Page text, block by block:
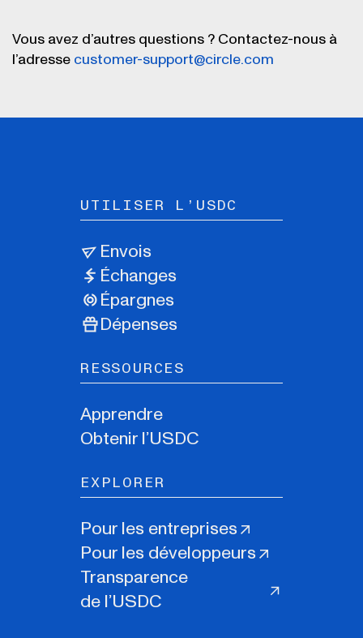
Vous avez d’autres questions ? Contactez-nous à
l’adresse customer-support@circle.com
UTILISER L’USDC
Envois
Échanges
Épargnes
Dépenses
RESSOURCES
Apprendre
Obtenir l’USDC
EXPLORER
Pour les entreprises
Pour les développeurs
Transparence
de l’USDC